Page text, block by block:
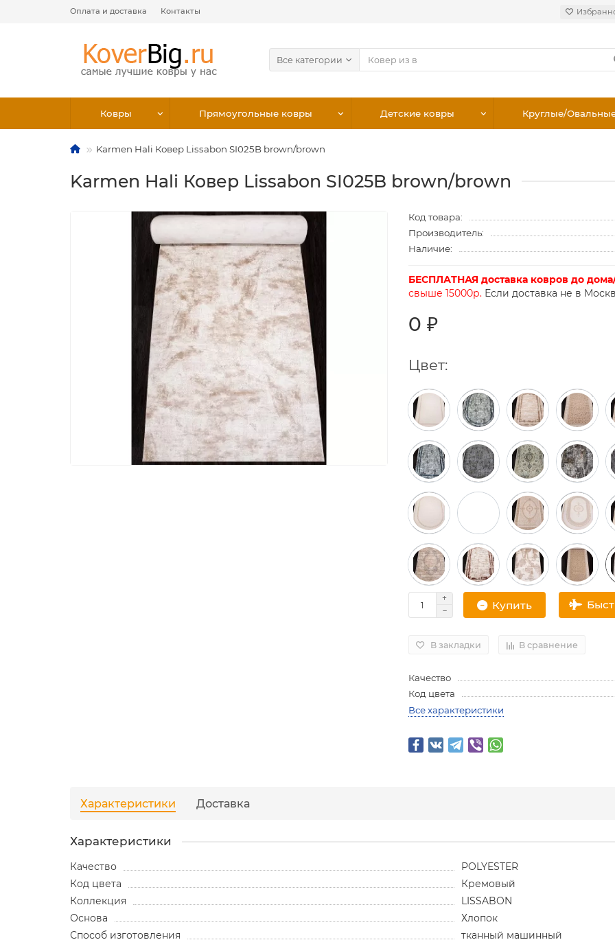
Оплата и доставка Контакты
Все категории
Ковры Прямоугольные ковры Детские ковры Круглые/
Karmen Hali Ковер Lissabon SI025B brown/brown
Karmen Hali Ковер Lissabon SI025B brown/brown
Код товара:
Производитель:
Наличие:
БЕСПЛАТНАЯ доставка ковров до
свыше 15000р. Если доставка не в
0 ₽
Цвет:
Купить
В закладки В сравнение
Качество
Код цвета
Все характеристики
Характеристики Доставка
Характеристики
Качество
POLYESTER
Код цвета
Кремовый
Коллекция
LISSABON
Основа
Хлопок
Способ изготовления
тканный машинный